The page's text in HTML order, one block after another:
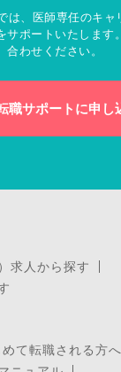
は、医師専任のキャ
サポートいたします
合わせください。
職サポートに申し
求人から探す
めて転職される方へ